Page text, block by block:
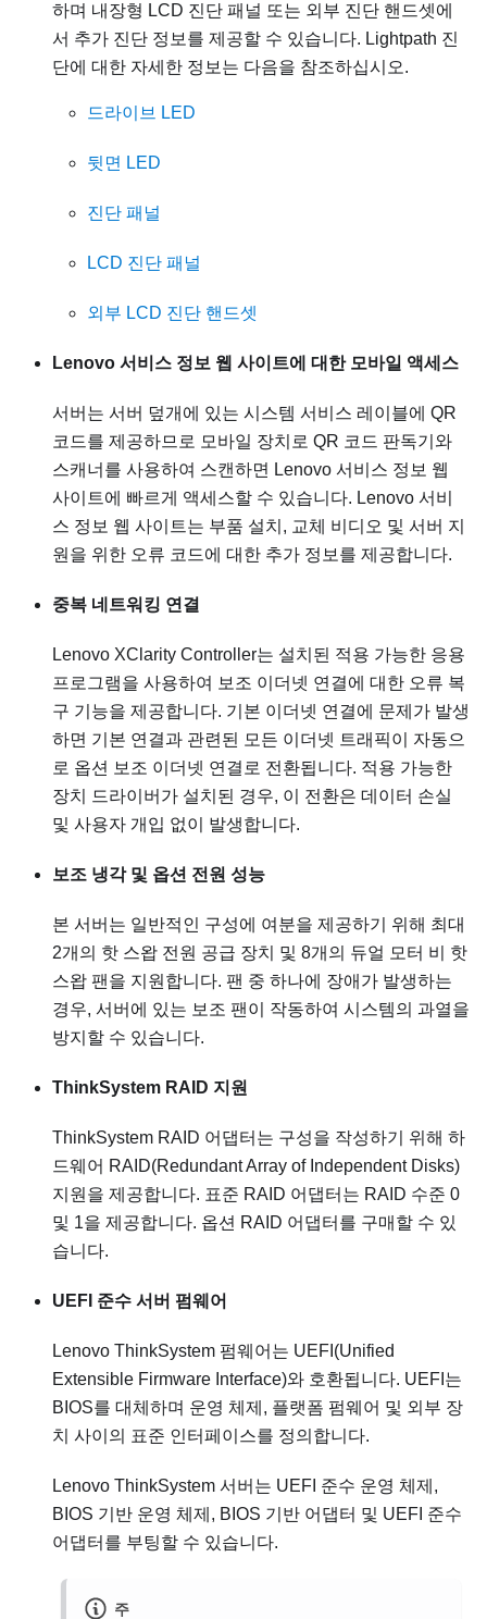
하며 내장형 LCD 진단 패널 또는 외부 진단 핸드셋에
서 추가 진단 정보를 제공할 수 있습니다. Lightpath 진
단에 대한 자세한 정보는 다음을 참조하십시오.
드라이브 LED
뒷면 LED
진단 패널
LCD 진단 패널
외부 LCD 진단 핸드셋
Lenovo 서비스 정보 웹 사이트에 대한 모바일 액세스
서버는 서버 덮개에 있는 시스템 서비스 레이블에 QR
코드를 제공하므로 모바일 장치로 QR 코드 판독기와
스캐너를 사용하여 스캔하면 Lenovo 서비스 정보 웹
사이트에 빠르게 액세스할 수 있습니다. Lenovo 서비
스 정보 웹 사이트는 부품 설치, 교체 비디오 및 서버 지
원을 위한 오류 코드에 대한 추가 정보를 제공합니다.
중복 네트워킹 연결
Lenovo XClarity Controller는 설치된 적용 가능한 응용
프로그램을 사용하여 보조 이더넷 연결에 대한 오류 복
구 기능을 제공합니다. 기본 이더넷 연결에 문제가 발생
하면 기본 연결과 관련된 모든 이더넷 트래픽이 자동으
로 옵션 보조 이더넷 연결로 전환됩니다. 적용 가능한
장치 드라이버가 설치된 경우, 이 전환은 데이터 손실
및 사용자 개입 없이 발생합니다.
보조 냉각 및 옵션 전원 성능
본 서버는 일반적인 구성에 여분을 제공하기 위해 최대
2개의 핫 스왑 전원 공급 장치 및 8개의 듀얼 모터 비 핫
스왑 팬을 지원합니다. 팬 중 하나에 장애가 발생하는
경우, 서버에 있는 보조 팬이 작동하여 시스템의 과열을
방지할 수 있습니다.
ThinkSystem RAID 지원
ThinkSystem RAID 어댑터는 구성을 작성하기 위해 하
드웨어 RAID(Redundant Array of Independent Disks)
지원을 제공합니다. 표준 RAID 어댑터는 RAID 수준 0
및 1을 제공합니다. 옵션 RAID 어댑터를 구매할 수 있
습니다.
UEFI 준수 서버 펌웨어
Lenovo ThinkSystem 펌웨어는 UEFI(Unified
Extensible Firmware Interface)와 호환됩니다. UEFI는
BIOS를 대체하며 운영 체제, 플랫폼 펌웨어 및 외부 장
치 사이의 표준 인터페이스를 정의합니다.
Lenovo ThinkSystem 서버는 UEFI 준수 운영 체제,
BIOS 기반 운영 체제, BIOS 기반 어댑터 및 UEFI 준수
어댑터를 부팅할 수 있습니다.
주